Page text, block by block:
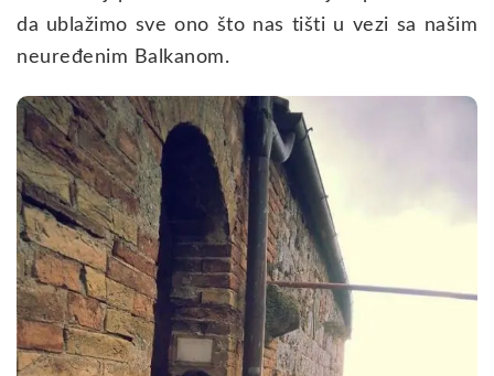
da ublažimo sve ono što nas tišti u vezi sa našim
neuređenim Balkanom.